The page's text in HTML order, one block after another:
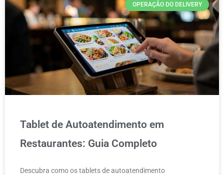
OPERAÇÃO DO DELIVERY
Tablet de Autoatendimento em
Restaurantes: Guia Completo
Descubra como os tablets de autoatendimento